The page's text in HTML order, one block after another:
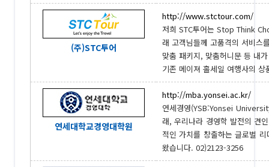
(주)STC투어
http://www.stctour.com/
저희 STC투어는 Stop Think
래 고객님들께 고품격의 서비스
맞춤 패키지, 맞춤허니문 등 내
기존 메이져 홀세일 여행사의
연세대학교경영대학원
http://mba.yonsei.ac.kr/
연세경영(YSB:Yonsei
래, 우리나라 경영학 발전의 견
적인 가치를 창출하는 글로벌
왔습니다. 02)2123-3256